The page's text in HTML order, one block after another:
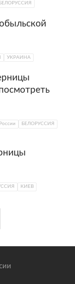
БЕЛОРУССИЯ
УКРАИНА
БЕЛОРУССИЯ
КИЕВ